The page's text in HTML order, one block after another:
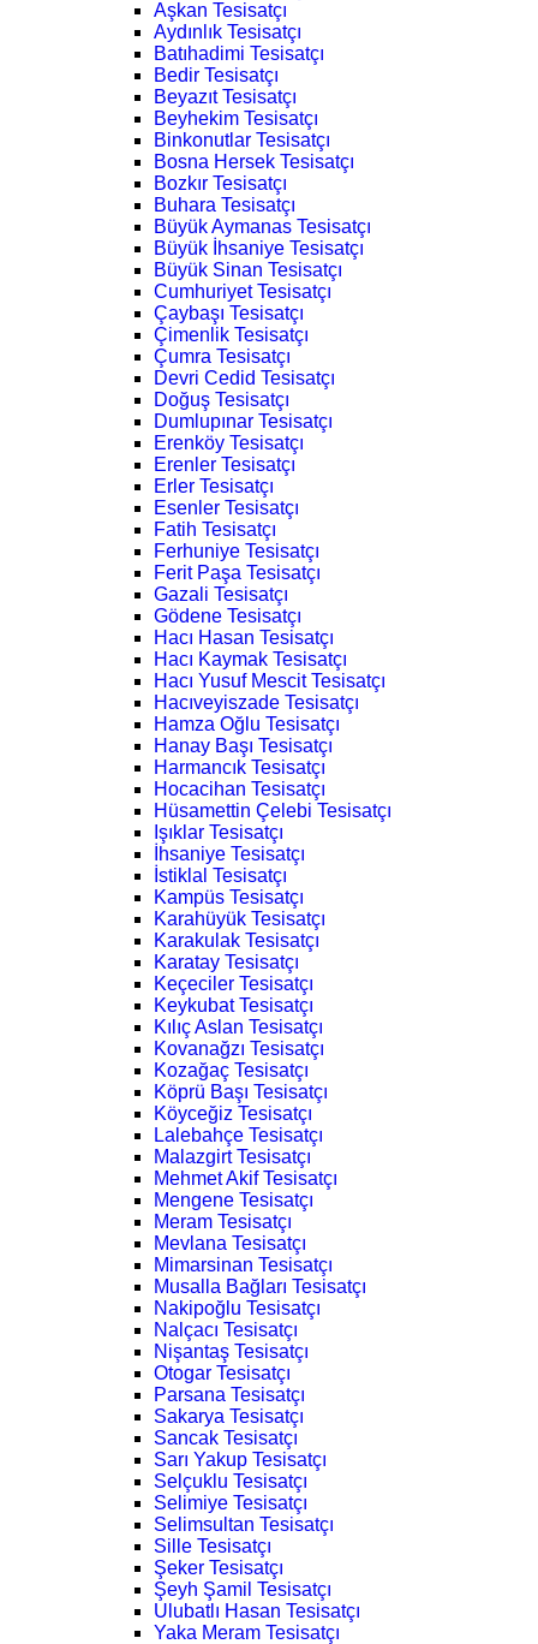
Aşkan Tesisatçı
Aydınlık Tesisatçı
Batıhadimi Tesisatçı
Bedir Tesisatçı
Beyazıt Tesisatçı
Beyhekim Tesisatçı
Binkonutlar Tesisatçı
Bosna Hersek Tesisatçı
Bozkır Tesisatçı
Buhara Tesisatçı
Büyük Aymanas Tesisatçı
Büyük İhsaniye Tesisatçı
Büyük Sinan Tesisatçı
Cumhuriyet Tesisatçı
Çaybaşı Tesisatçı
Çimenlik Tesisatçı
Çumra Tesisatçı
Devri Cedid Tesisatçı
Doğuş Tesisatçı
Dumlupınar Tesisatçı
Erenköy Tesisatçı
Erenler Tesisatçı
Erler Tesisatçı
Esenler Tesisatçı
Fatih Tesisatçı
Ferhuniye Tesisatçı
Ferit Paşa Tesisatçı
Gazali Tesisatçı
Gödene Tesisatçı
Hacı Hasan Tesisatçı
Hacı Kaymak Tesisatçı
Hacı Yusuf Mescit Tesisatçı
Hacıveyiszade Tesisatçı
Hamza Oğlu Tesisatçı
Hanay Başı Tesisatçı
Harmancık Tesisatçı
Hocacihan Tesisatçı
Hüsamettin Çelebi Tesisatçı
Işıklar Tesisatçı
İhsaniye Tesisatçı
İstiklal Tesisatçı
Kampüs Tesisatçı
Karahüyük Tesisatçı
Karakulak Tesisatçı
Karatay Tesisatçı
Keçeciler Tesisatçı
Keykubat Tesisatçı
Kılıç Aslan Tesisatçı
Kovanağzı Tesisatçı
Kozağaç Tesisatçı
Köprü Başı Tesisatçı
Köyceğiz Tesisatçı
Lalebahçe Tesisatçı
Malazgirt Tesisatçı
Mehmet Akif Tesisatçı
Mengene Tesisatçı
Meram Tesisatçı
Mevlana Tesisatçı
Mimarsinan Tesisatçı
Musalla Bağları Tesisatçı
Nakipoğlu Tesisatçı
Nalçacı Tesisatçı
Nişantaş Tesisatçı
Otogar Tesisatçı
Parsana Tesisatçı
Sakarya Tesisatçı
Sancak Tesisatçı
Sarı Yakup Tesisatçı
Selçuklu Tesisatçı
Selimiye Tesisatçı
Selimsultan Tesisatçı
Sille Tesisatçı
Şeker Tesisatçı
Şeyh Şamil Tesisatçı
Ulubatlı Hasan Tesisatçı
Yaka Meram Tesisatçı